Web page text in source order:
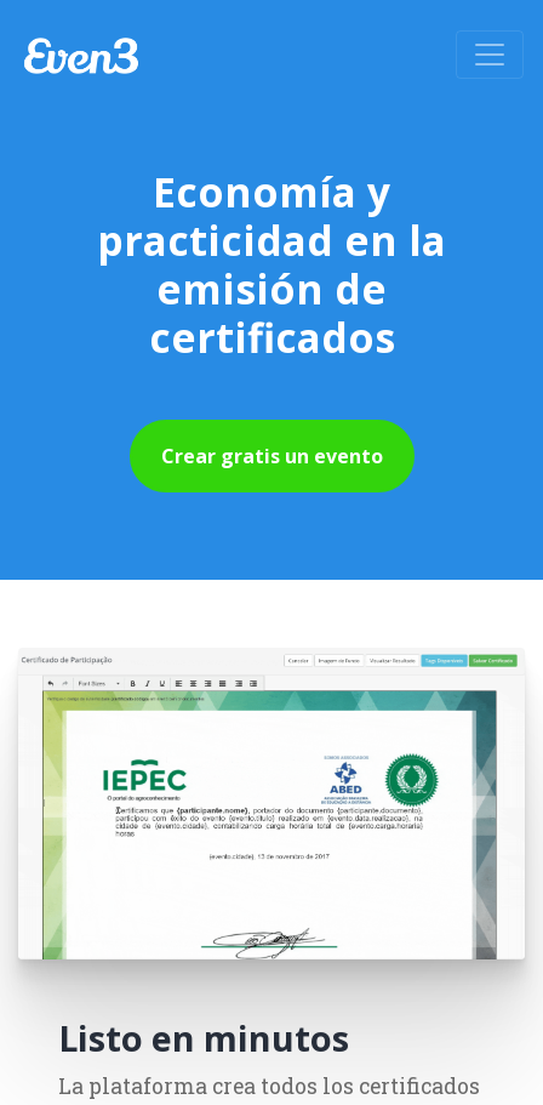
Economía y
practicidad en la
emisión de
certificados
Crear gratis un evento
Listo en minutos
La plataforma crea todos los certificados